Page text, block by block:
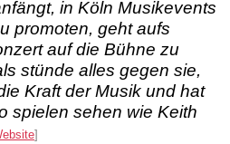
in Köln Musikevents
promoten, geht aufs
auf die Bühne zu
stünde alles gegen sie,
Kraft der Musik und hat
spielen sehen wie Keith
]